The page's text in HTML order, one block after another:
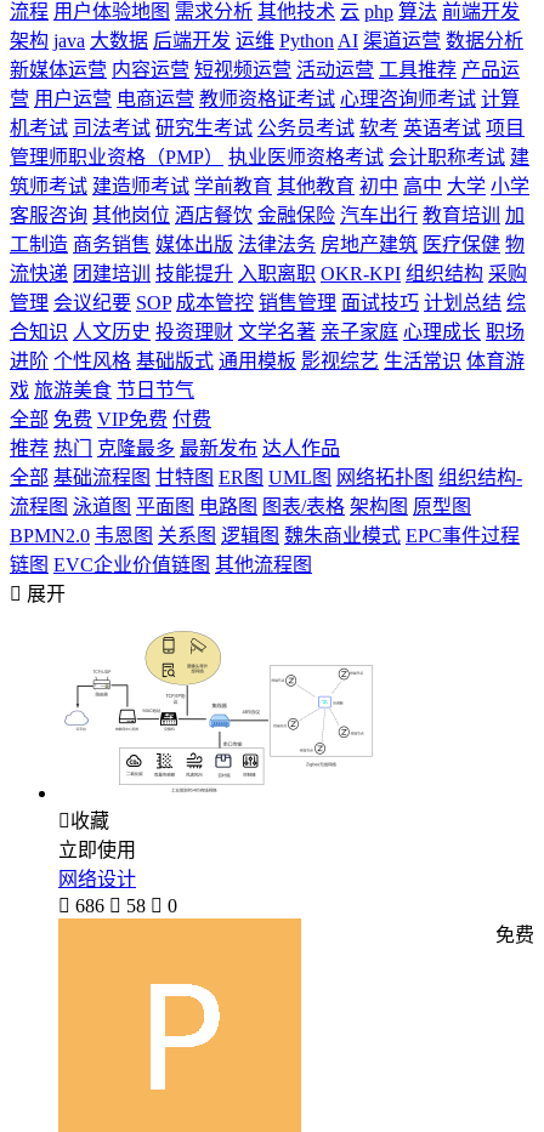
流程 用户体验地图 需求分析 其他技术 云 php 算法 前端开发
架构 java 大数据 后端开发 运维 Python AI 渠道运营 数据分析
新媒体运营 内容运营 短视频运营 活动运营 工具推荐 产品运
营 用户运营 电商运营 教师资格证考试 心理咨询师考试 计算
机考试 司法考试 研究生考试 公务员考试 软考 英语考试 项目
管理师职业资格（PMP）
执业医师资格考试 会计职称考试 建
筑师考试 建造师考试 学前教育 其他教育 初中 高中 大学 小学
客服咨询 其他岗位 酒店餐饮 金融保险 汽车出行 教育培训
加
工制造 商务销售 媒体出版 法律法务 房地产建筑 医疗保健 物
流快递 团建培训 技能提升 入职离职 OKR-KPI 组织结构 采购
管理 会议纪要 SOP 成本管控 销售管理 面试技巧 计划总结 综
合知识 人文历史 投资理财 文学名著 亲子家庭 心理成长 职场
进阶 个性风格 基础版式 通用模板 影视综艺 生活常识 体育游
戏 旅游美食 节日节气
全部 免费 VIP免费 付费
推荐 热门 克隆最多 最新发布 达人作品
全部 基础流程图 甘特图 ER图 UML图 网络拓扑图 组织结构-
流程图 泳道图 平面图 电路图 图表/表格 架构图 原型图
BPMN2.0 韦恩图 关系图 逻辑图 魏朱商业模式 EPC事件过程
链图 EVC企业价值链图 其他流程图
 展开
收藏
立即使用
网络设计
 686  58  0
免费